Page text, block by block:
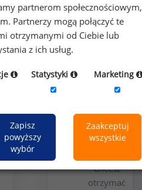
użytkowników
premium
Chcesz
otrzymać
partnerom społecznościowym,
Partnerzy mogą połączyć te
otrzymanymi od Ciebie lub
z ich usług.
Statystyki Marketing
Zapisz
powyższy
wybór
Zaakceptuj
wszystkie